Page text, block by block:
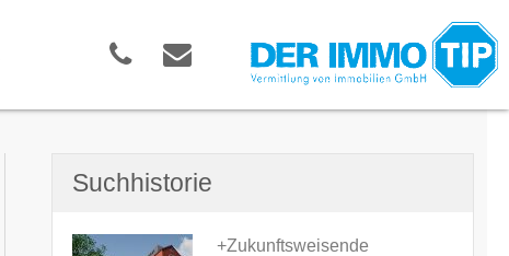
Suchhistorie
+Zukunftsweisende